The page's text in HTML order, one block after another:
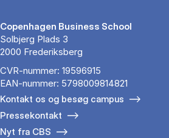
Copenhagen Business School
Solbjerg Plads 3
2000 Frederiksberg
CVR-nummer: 19596915
EAN-nummer: 5798009814821
Kontakt os og besøg campus
Pressekontakt
Nyt fra CBS